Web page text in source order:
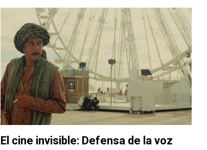
El cine invisible: Defensa de la voz